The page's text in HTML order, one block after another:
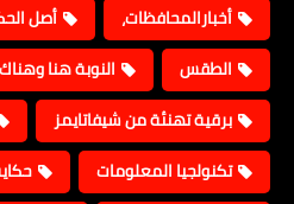
أخبارالمحافظات،
أصل
الطقس
النوبة هنا وهناك
برقية تهنئة من شيفاتايمز
تكنولجيا المعلومات